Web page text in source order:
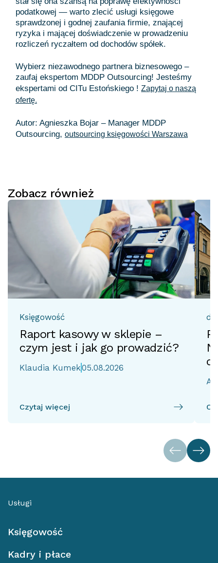
podatkowej — warto zlecić usługi księgowe
sprawdzonej i godnej zaufania firmie, znającej
ryzyka i mającej doświadczenie w prowadzeniu
rozliczeń ryczałtem od dochodów spółek.
Wybierz niezawodnego partnera biznesowego –
zaufaj ekspertom MDDP Outsourcing! Jesteśmy
ekspertami od CITu Estońskiego ! Zapytaj o naszą
ofertę.
Autor: Agnieszka Bojar – Manager MDDP
Outsourcing, outsourcing księgowości Warszawa
Zobacz również
Księgowość
Raport kasowy w sklepie –
czym jest i jak go prowadzić?
Klaudia Kumek05.08.2026
Czytaj więcej
Usługi
Księgowość
Kadry i płace